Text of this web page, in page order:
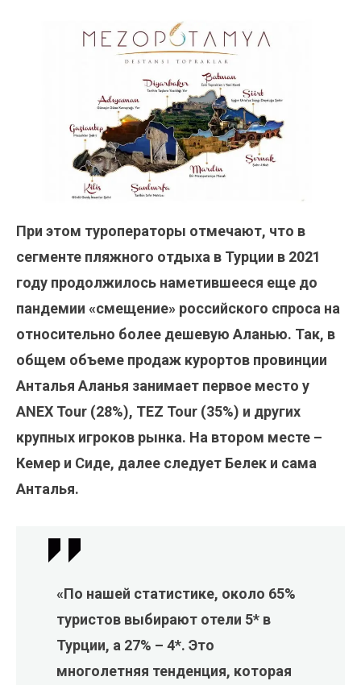
При этом туроператоры отмечают, что в
сегменте пляжного отдыха в Турции в 2021
году продолжилось наметившееся еще до
пандемии «смещение» российского спроса на
относительно более дешевую Аланью. Так, в
общем объеме продаж курортов провинции
Анталья Аланья занимает первое место у
ANEX Tour (28%), TEZ Tour (35%) и других
крупных игроков рынка. На втором месте –
Кемер и Сиде, далее следует Белек и сама
Анталья.
«По нашей статистике, около 65%
туристов выбирают отели 5* в
Турции, а 27% – 4*. Это
многолетняя тенденция, которая